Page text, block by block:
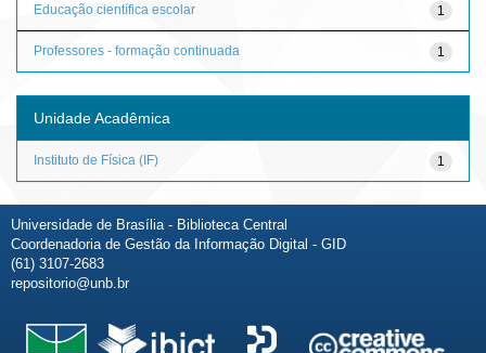
1
Educação científica escolar
1
Professores - formação continuada
Unidade Acadêmica
1
Instituto de Física (IF)
Universidade de Brasília - Biblioteca Central
Coordenadoria de Gestão da Informação Digital - GID
(61) 3107-2683
repositorio@unb.br